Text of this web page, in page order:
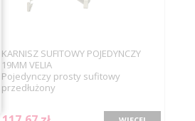
KARNISZ SUFITOWY POJEDYNCZY
19MM VELIA
Pojedynczy prosty sufitowy
przedłużony